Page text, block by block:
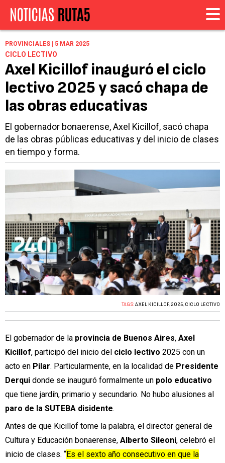
PROVINCIALES | 5 MAR 2025
CICLO LECTIVO
Axel Kicillof inauguró el ciclo
lectivo 2025 y sacó chapa de
las obras educativas
El gobernador bonaerense, Axel Kicillof, sacó chapa
de las obras públicas educativas y del inicio de clases
en tiempo y forma.
TAGS:AXEL KICILLOF, 2025, CICLO LECTIVO
El gobernador de la provincia de Buenos Aires, Axel
Kicillof, participó del inicio del ciclo lectivo 2025 con un
acto en Pilar. Particularmente, en la localidad de Presidente
Derqui donde se inauguró formalmente un polo educativo
que tiene jardín, primario y secundario. No hubo alusiones al
paro de la SUTEBA disidente.
Antes de que Kicillof tome la palabra, el director general de
Cultura y Educación bonaerense, Alberto Sileoni, celebró el
inicio de clases. “Es el sexto año consecutivo en que la